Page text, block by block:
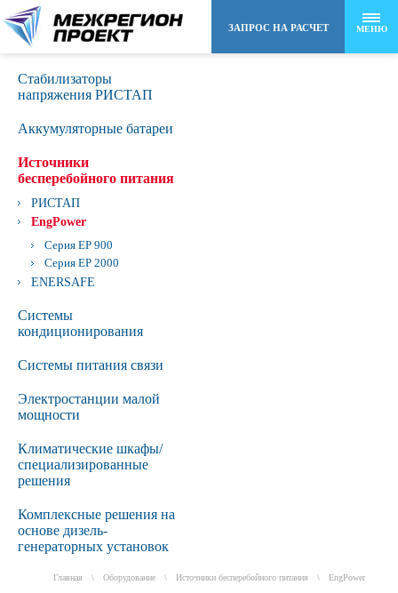
МЕНЮ
ЗАПРОС НА РАСЧЕТ
8 (495) 258-48-22
Стабилизаторы
напряжения РИСТАП
Аккумуляторные батареи
Источники
бесперебойного питания
РИСТАП
EngPower
Серия EP 900
Серия EP 2000
ENERSAFE
Сиcтемы
кондиционирования
Системы питания связи
Электростанции малой
мощности
Климатические шкафы/
специализированные
решения
Комплексные решения на
основе дизель-
генераторных установок
Главная \ Оборудование \ Источники бесперебойного питания \ EngPower